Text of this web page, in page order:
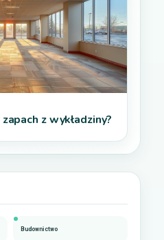
z wykładziny?
Budownictwo